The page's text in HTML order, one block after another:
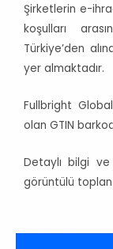
Şirketlerin e-
koşulları
Türkiye’den
yer almaktadır.
Fullbright
olan GTIN
Detaylı bilgi
görüntülü